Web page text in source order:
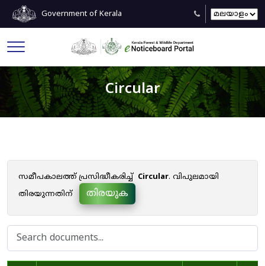
Government of Kerala
Circular
സമീപകാലത്ത് പ്രസിദ്ധീകരിച്ച് Circular. വിപുലമായി
തിരയുന്നതിന്
തിരയുക